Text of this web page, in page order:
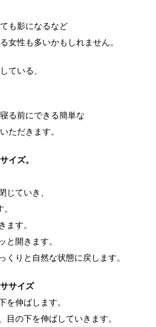
も影になるなど
女性も多いかもしれません。
ている、
る前にできる簡単な
ただきます。
イズ。
じていき、
ます。
と開きます。
くりと自然な状態に戻します。
サイズ
を伸ばします。
目の下を伸ばしていきます。